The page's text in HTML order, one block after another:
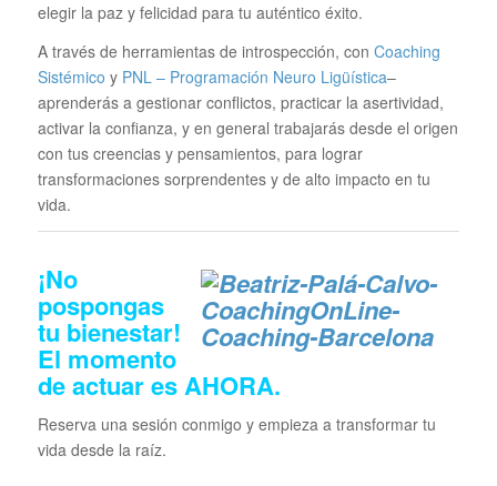
elegir la paz y felicidad para tu auténtico éxito.
A través de herramientas de introspección, con Coaching
Sistémico y PNL – Programación Neuro Ligüística–
aprenderás a gestionar conflictos, practicar la asertividad,
activar la confianza, y en general trabajarás desde el origen
con tus creencias y pensamientos, para lograr
transformaciones sorprendentes y de alto impacto en tu
vida.
¡No
pospongas
tu bienestar!
El momento
de actuar esAHORA.
Reserva una sesión conmigo y empieza a transformar tu
vida desde la raíz.